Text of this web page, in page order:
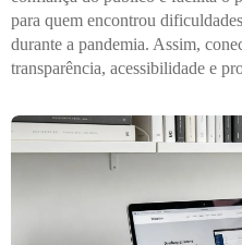
para quem encontrou
durante a pandemia. Assim,
transparência, acessibilidade e